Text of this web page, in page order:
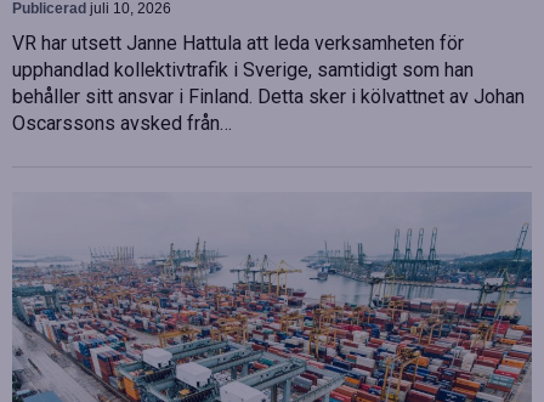
Publicerad juli 10, 2026
VR har utsett Janne Hattula att leda verksamheten för
upphandlad kollektivtrafik i Sverige, samtidigt som han
behåller sitt ansvar i Finland. Detta sker i kölvattnet av Johan
Oscarssons avsked från…